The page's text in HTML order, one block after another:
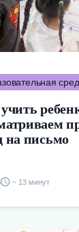
на письмо
~ 13 минут